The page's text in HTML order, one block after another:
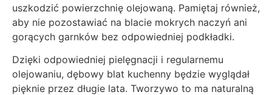
uszkodzić powierzchnię olejowaną. Pamiętaj również,
aby nie pozostawiać na blacie mokrych naczyń ani
gorących garnków bez odpowiedniej podkładki.
Dzięki odpowiedniej pielęgnacji i regularnemu
olejowaniu, dębowy blat kuchenny będzie wyglądał
pięknie przez długie lata. Tworzywo to ma naturalną